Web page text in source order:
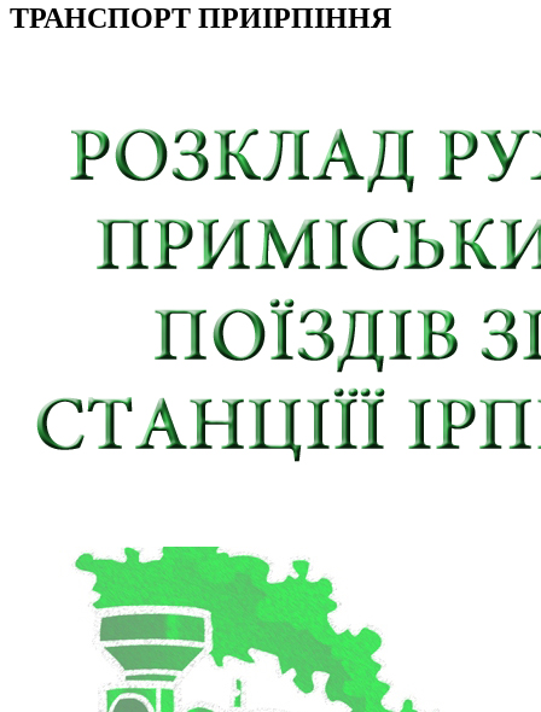
ТРАНСПОРТ ПРИІРПІННЯ